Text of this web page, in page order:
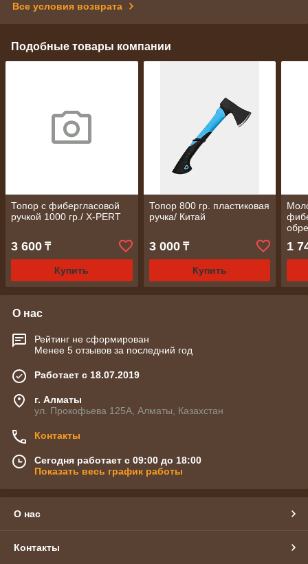
Все условия возврата
Подобные товары компании
Топор с фибергласовой
ручкой 1000 гр./ X-PERT
3 600 ₸
Купить
Топор 800 гр. пластиковая
ручка/ Китай
3 000₸
Купить
1
О нас
Рейтинг не сформирован
Менее 5 отзывов за последний год
Работает с 18.07.2019
г. Алматы
ул. Прокофьева 125А, Алматы, Казахстан
Контакты
Сегодня работает с 09:00 до 18:00
Показать весь график работы
О нас
Контакты